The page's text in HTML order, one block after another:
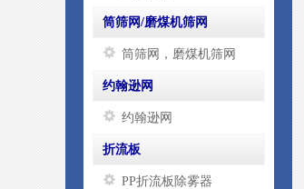
筒筛网/磨煤机筛网
筒筛网，磨煤机筛网
约翰逊网
约翰逊网
折流板
PP折流板除雾器